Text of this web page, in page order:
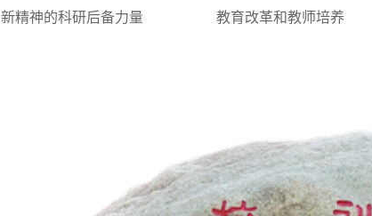
新精神的科研后备力量 教育改革和教师培养